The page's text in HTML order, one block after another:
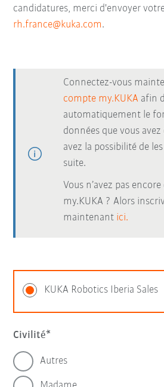
candidatures, merci d'envoyer
rh.france@kuka.com.
Connectez-vous
compte my.KUKA afin
automatiquement le
données que vous
avez la possibilité de
suite.
Vous n’avez pas
my.KUKA ? Alors
maintenant ici.
KUKA Robotics Iberia Sales
Civilité
Autres